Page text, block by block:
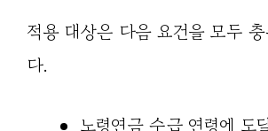
적용 대상은 다음 요건을 모두
다.
노령연금 수급 연령에 도